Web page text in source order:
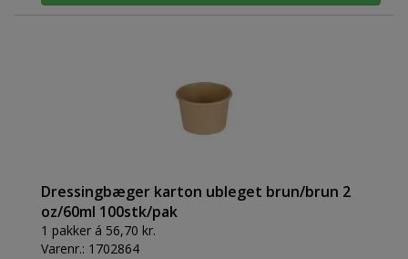
Dressingbæger karton ubleget brun/brun 2
oz/60ml 100stk/pak
1 pakker á 56,70 kr.
Varenr.: 1702864